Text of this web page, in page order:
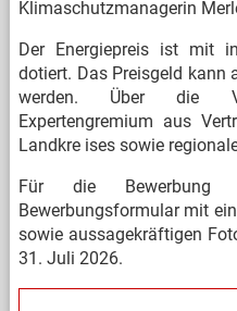
Klimaschutzmanagerin
Der Energiepreis ist mit
dotiert. Das Preisgeld kann
werden. Über die
Expertengremium aus
Landkre ises sowie
Für die Bewerbung
Bewerbungsformular mit
sowie aussagekräftigen
31. Juli 2026.